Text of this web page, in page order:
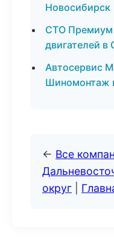
Новосибирск
СТО Премиум
двигателей в
Автосервис
Шиномонтаж
← Все
округ